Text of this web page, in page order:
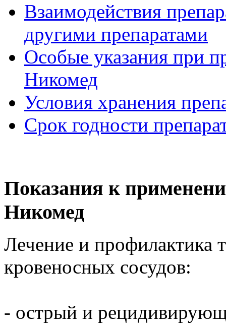
Взаимодействия
другими препаратами
Особые указания при
Никомед
Условия хранения
Срок годности
Показания к
Никомед
Лечение и профилактика
кровеносных сосудов:
- острый и